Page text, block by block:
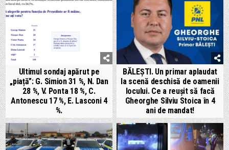
Ultimul sondaj apărut pe
„piață”: G. Simion 31 %, N. Dan
28 %, V. Ponta 18 %, C.
Antonescu 17 %, E. Lasconi 4
%.
BĂLEȘTI. Un primar aplaudat
la scenă deschisă de oamenii
locului. Ce a reușit să facă
Gheorghe Silviu Stoica în 4
ani de mandat!